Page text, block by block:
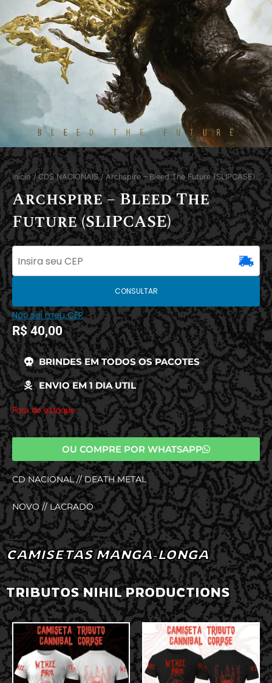
Início/CDS NACIONAIS/ Archspire – Bleed The Future (SLIPCASE)
Archspire – Bleed The
Future (SLIPCASE)
CONSULTAR
Não sei meu CEP
R$40,00
BRINDES EM TODOS OS PACOTES
ENVIO EM 1 DIA UTIL
Fora de estoque
OU COMPRE POR WHATSAPP
CD NACIONAL // DEATH METAL
NOVO // LACRADO
CAMISETAS MANGA-LONGA
TRIBUTOS NIHIL PRODUCTIONS